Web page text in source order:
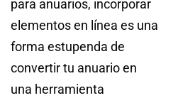
para anuarios, incorporar
elementos en línea es una
forma estupenda de
convertir tu anuario en
una herramienta